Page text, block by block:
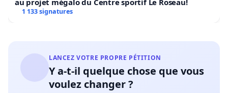
plus loin".
au projet mégalo du Centre sportif Le Roseau!
1 133 signatures
LANCEZ VOTRE PROPRE PÉTITION
Y a-t-il quelque chose que vous
voulez changer ?